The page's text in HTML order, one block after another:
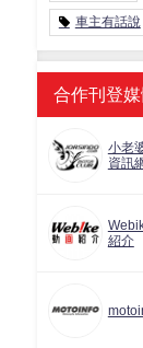
車主有話說
合作刊登媒
小老
資訊
紹介